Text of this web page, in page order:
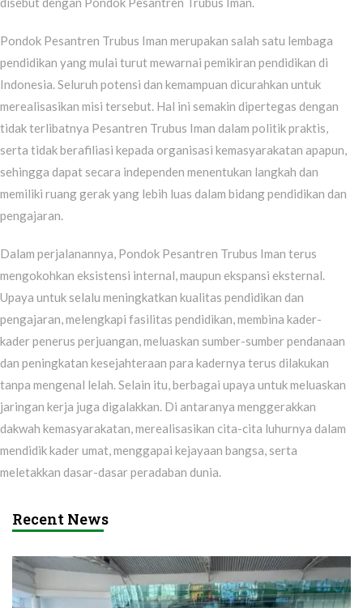
Pondok Pesantren Trubus Iman merupakan salah satu lembaga
pendidikan yang mulai turut mewarnai pemikiran pendidikan di
Indonesia. Seluruh potensi dan kemampuan dicurahkan untuk
merealisasikan misi tersebut. Hal ini semakin dipertegas dengan
tidak terlibatnya Pesantren Trubus Iman dalam politik praktis,
serta tidak berafiliasi kepada organisasi kemasyarakatan apapun,
sehingga dapat secara independen menentukan langkah dan
memiliki ruang gerak yang lebih luas dalam bidang pendidikan dan
pengajaran.
Dalam perjalanannya, Pondok Pesantren Trubus Iman terus
mengokohkan eksistensi internal, maupun ekspansi eksternal.
Upaya untuk selalu meningkatkan kualitas pendidikan dan
pengajaran, melengkapi fasilitas pendidikan, membina kader-
kader penerus perjuangan, meluaskan sumber-sumber pendanaan
dan peningkatan kesejahteraan para kadernya terus dilakukan
tanpa mengenal lelah. Selain itu, berbagai upaya untuk meluaskan
jaringan kerja juga digalakkan. Di antaranya menggerakkan
dakwah kemasyarakatan, merealisasikan cita-cita luhurnya dalam
mendidik kader umat, menggapai kejayaan bangsa, serta
meletakkan dasar-dasar peradaban dunia.
Recent News